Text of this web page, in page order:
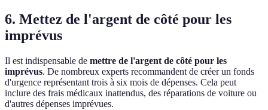
6. Mettez de l'argent de côté pour les
imprévus
Il est indispensable de mettre de l'argent de côté pour les
imprévus. De nombreux experts recommandent de créer un fonds
d'urgence représentant trois à six mois de dépenses. Cela peut
inclure des frais médicaux inattendus, des réparations de voiture ou
d'autres dépenses imprévues.